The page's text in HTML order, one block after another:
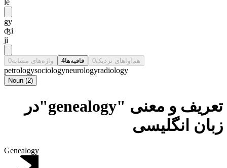
gy
ʤi
ji
واژه‌های مشابه0 قافیه‌ها4 هم‌آواهای نزدیک0
petrologysociologyneurologyradiology
Noun (2)
تعریف و معنی "genealogy"در
زبان انگلیسی
Genealogy